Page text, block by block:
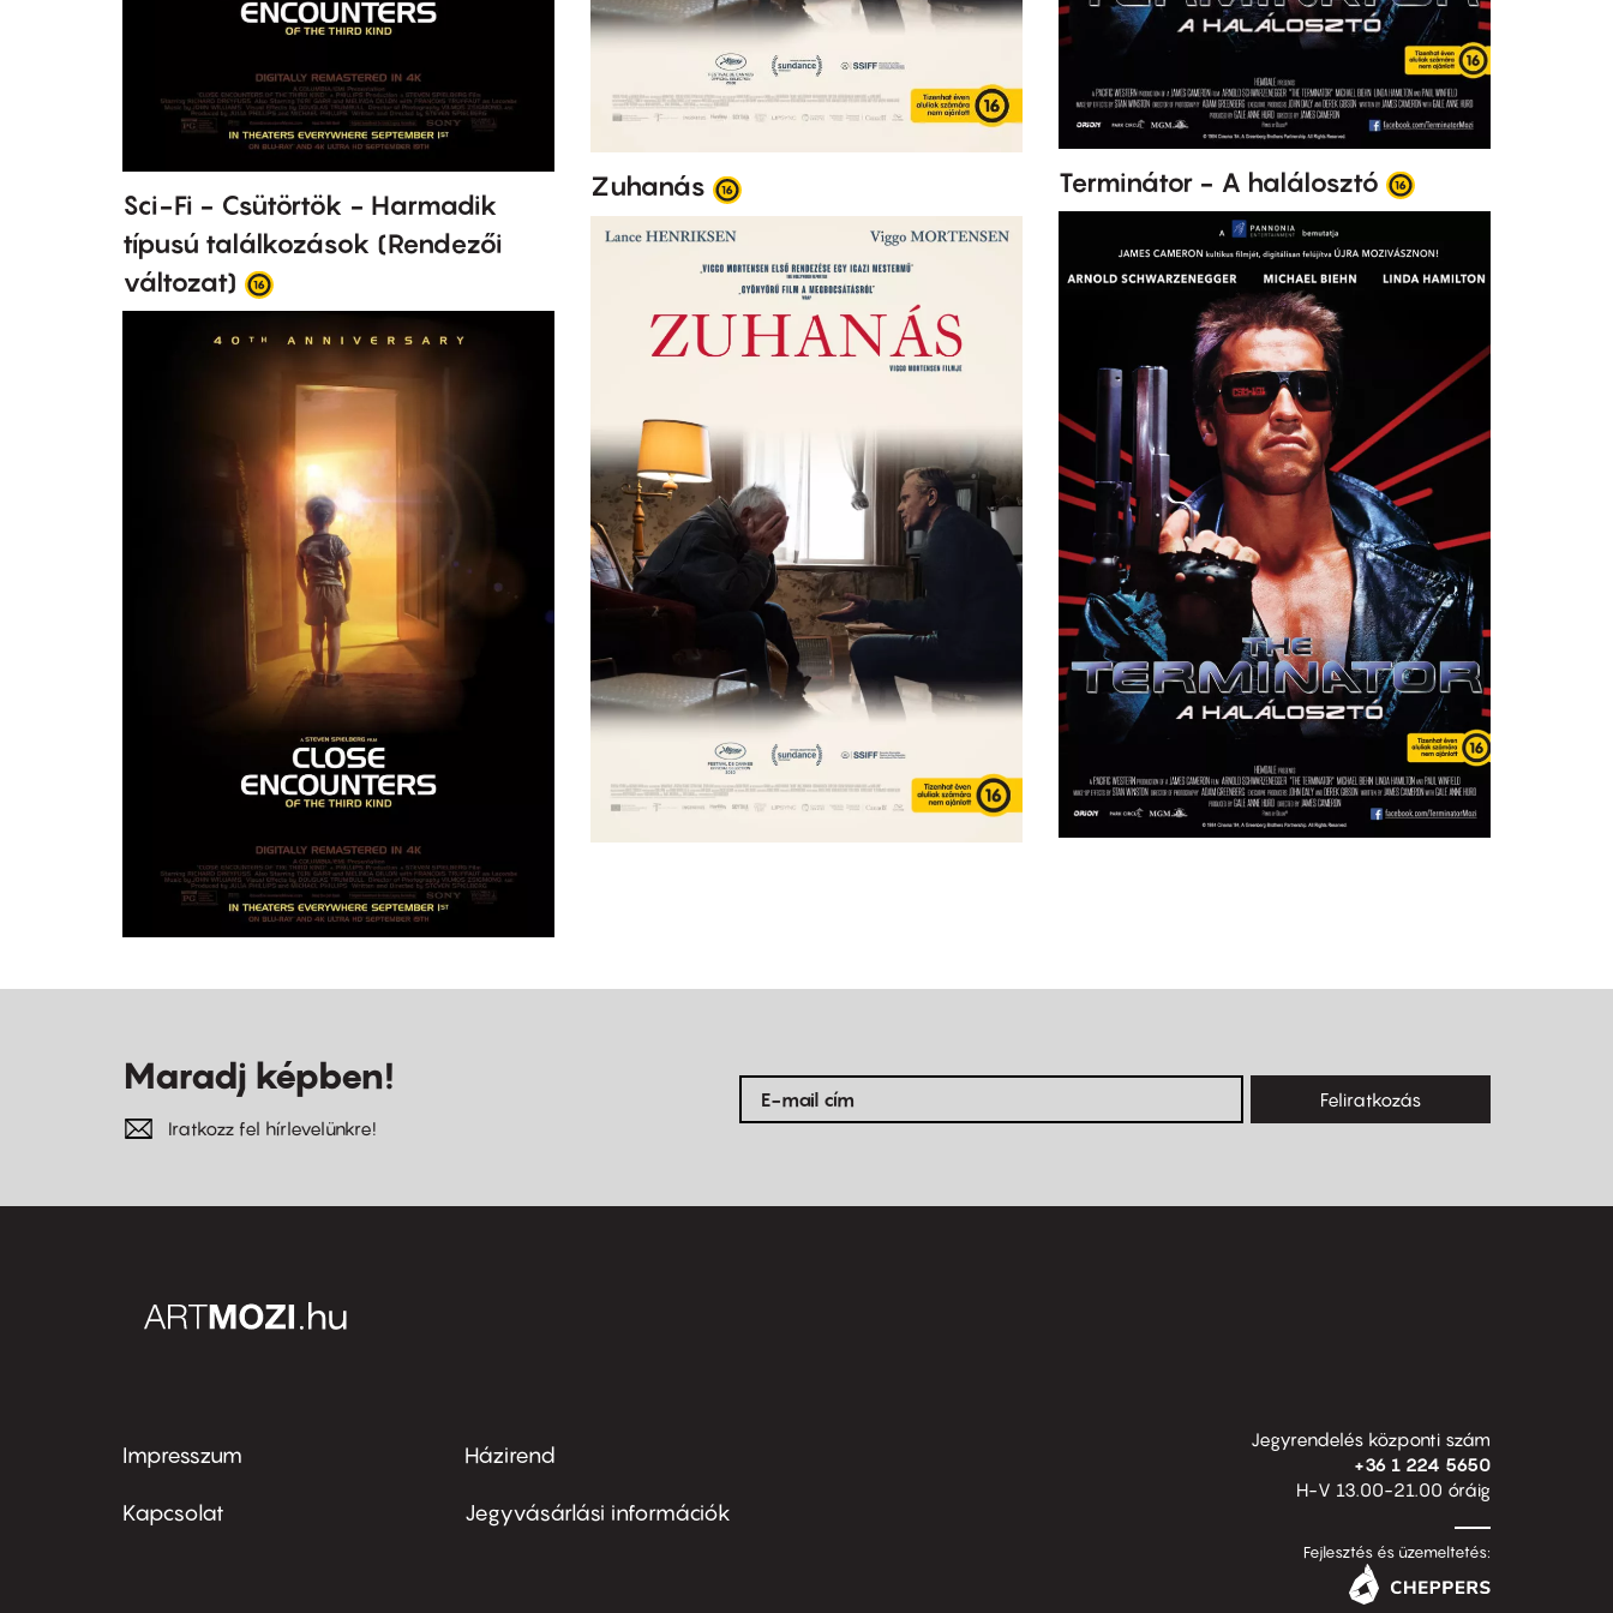
Sci-Fi - Csütörtök - Harmadik
típusú találkozások (Rendezői
változat)
Zuhanás Terminátor - A halálosztó
Maradj képben!
Iratkozz fel hírlevelünkre!
Feliratkozás
Footer
menu
Impresszum
Kapcsolat
Footer
menu
Házirend
Jegyvásárlási információk
Jegyrendelés központi szám
+36 1 224 5650
H-V 13.00-21.00 óráig
Fejlesztés és üzemeltetés: